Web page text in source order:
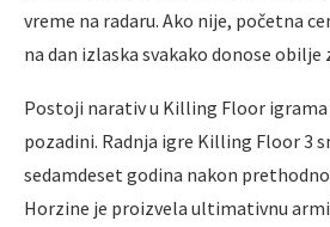
vreme na radaru. Ako nije, početna
na dan izlaska svakako donose obilje
Postoji narativ u Killing Floor igrama
pozadini. Radnja igre Killing Floor 3
sedamdeset godina nakon
Horzine je proizvela ultimativnu